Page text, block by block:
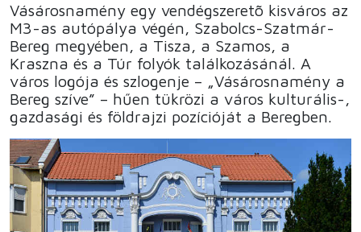
Vásárosnamény egy vendégszeretõ kisváros az
M3-as autópálya végén, Szabolcs-Szatmár-
Bereg megyében, a Tisza, a Szamos, a
Kraszna és a Túr folyók találkozásánál. A
város logója és szlogenje – „Vásárosnamény a
Bereg szíve” – hűen tükrözi a város kulturális-,
gazdasági és földrajzi pozícióját a Beregben.